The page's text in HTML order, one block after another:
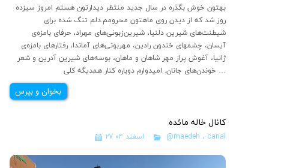
بهتون خوش بگذره در سال جدید منتظر دیدارتون هستم امروز سیزده
روز شد که از دیدن روی ماهتون محرومم.دلم تنگ شده برای
شیطنت‌های شیرین دلنیا، شیرین‌زبونی‌های مهراد، حرفای بامزه‌ی
آیسان، چشمهای خندون رادین، مهربونی‌های آماندا، رفتارهای بامزه‌ی
ژانیا، آغوش پراز مهر شاهان و ماهان، بوسه‌های شیرین آدرین و شعر
خوندن‌های جانان. امیدوارم دوباره کنار همدیگه کلی …
بخوان و بپرس
کانال خاله مائده
۲۷ اسفند ۰۴ @maedeh ، canal